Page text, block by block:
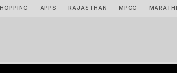
APPS RAJASTHAN MPCG MARATHI